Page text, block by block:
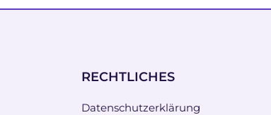
RECHTLICHES
Datenschutzerklärung